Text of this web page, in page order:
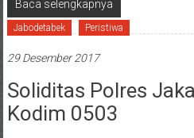
Baca selengkapnya
Jabodetabek Peristiwa
29 Desember 2017
Soliditas Polres
Kodim 0503